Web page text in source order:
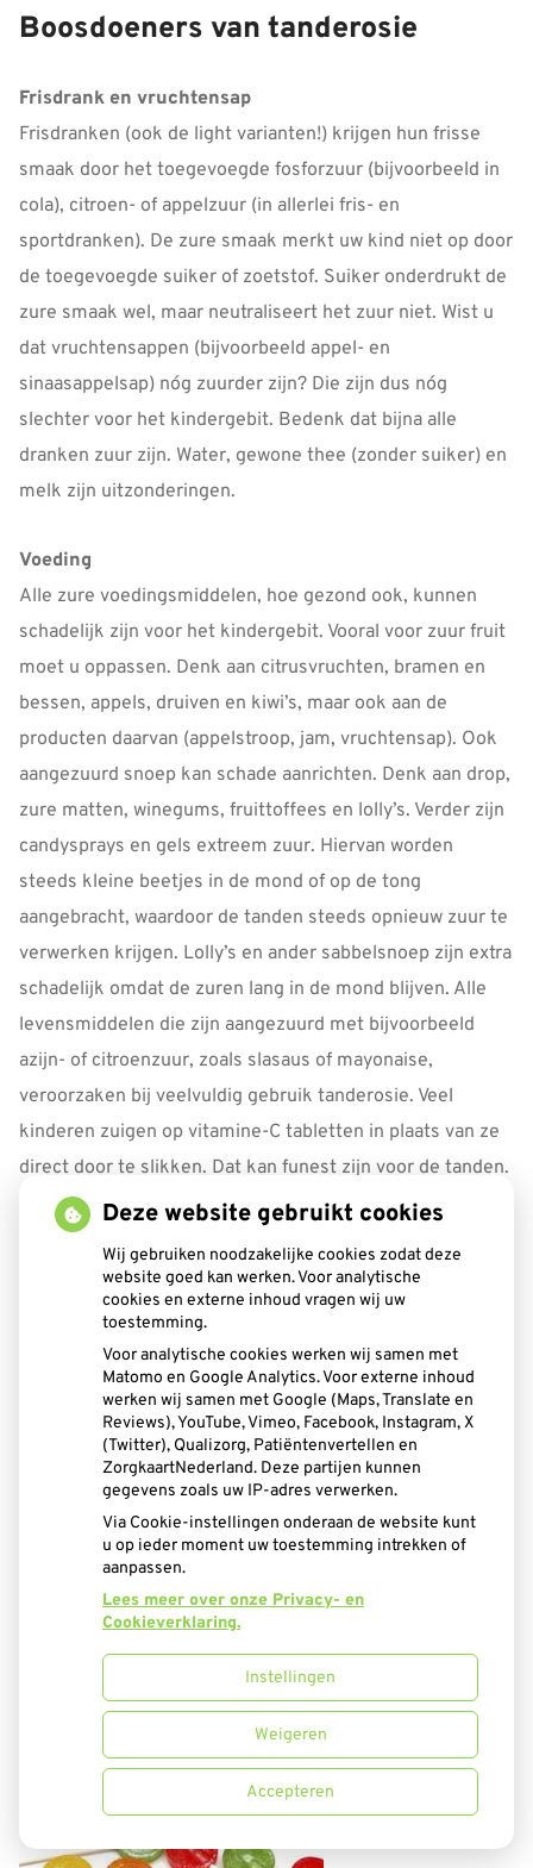
Boosdoeners van tanderosie
Frisdrank en vruchtensap
Frisdranken (ook de light varianten!) krijgen hun frisse
smaak door het toegevoegde fosforzuur (bijvoorbeeld in
cola), citroen- of appelzuur (in allerlei fris- en
sportdranken). De zure smaak merkt uw kind niet op door
de toegevoegde suiker of zoetstof. Suiker onderdrukt de
zure smaak wel, maar neutraliseert het zuur niet. Wist u
dat vruchtensappen (bijvoorbeeld appel- en
sinaasappelsap) nóg zuurder zijn? Die zijn dus nóg
slechter voor het kindergebit. Bedenk dat bijna alle
dranken zuur zijn. Water, gewone thee (zonder suiker) en
melk zijn uitzonderingen.
Voeding
Alle zure voedingsmiddelen, hoe gezond ook, kunnen
schadelijk zijn voor het kindergebit. Vooral voor zuur fruit
moet u oppassen. Denk aan citrusvruchten, bramen en
bessen, appels, druiven en kiwi’s, maar ook aan de
producten daarvan (appelstroop, jam, vruchtensap). Ook
aangezuurd snoep kan schade aanrichten. Denk aan drop,
zure matten, winegums, fruittoffees en lolly’s. Verder zijn
candysprays en gels extreem zuur. Hiervan worden
steeds kleine beetjes in de mond of op de tong
aangebracht, waardoor de tanden steeds opnieuw zuur te
verwerken krijgen. Lolly’s en ander sabbelsnoep zijn extra
schadelijk omdat de zuren lang in de mond blijven. Alle
levensmiddelen die zijn aangezuurd met bijvoorbeeld
azijn- of citroenzuur, zoals slasaus of mayonaise,
veroorzaken bij veelvuldig gebruik tanderosie. Veel
kinderen zuigen op vitamine-C tabletten in plaats van ze
direct door te slikken. Dat kan funest zijn voor de tanden.
Vitamine-C producten zijn van zichzelf al licht zuur en
bovendien zijn ze nog eens op smaak gebracht door
toevoegingen van een zoetstof en citroenzuur.
Deze website gebruikt cookies
Wij gebruiken noodzakelijke cookies zodat deze
website goed kan werken. Voor analytische
cookies en externe inhoud vragen wij uw
toestemming.
Voor analytische cookies werken wij samen met
Matomo en Google Analytics. Voor externe inhoud
werken wij samen met Google (Maps, Translate en
Reviews), YouTube, Vimeo, Facebook, Instagram, X
(Twitter), Qualizorg, Patiëntenvertellen en
ZorgkaartNederland. Deze partijen kunnen
gegevens zoals uw IP-adres verwerken.
Via Cookie-instellingen onderaan de website kunt
u op ieder moment uw toestemming intrekken of
aanpassen.
Lees meer over onze Privacy- en
Cookieverklaring.
Instellingen
Weigeren
Accepteren